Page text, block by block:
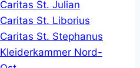
Caritas St. Julian
Caritas St. Liborius
Caritas St. Stephanus
Kleiderkammer Nord-